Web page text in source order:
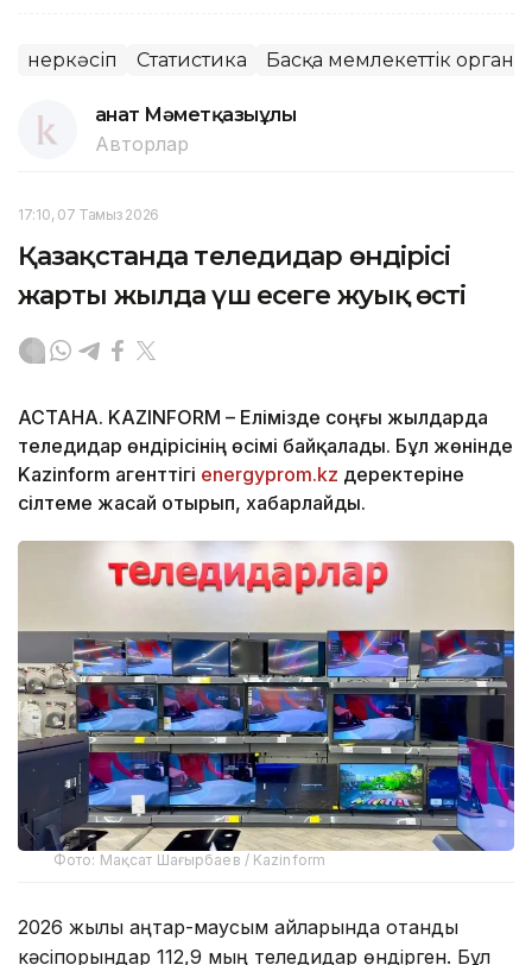
Өнеркәсіп Статистика Басқа мемлекеттік
Қанат Мәметқазыұлы
Авторлар
17:10, 07 Тамыз 2026
Қазақстанда теледидар өндірісі
жарты жылда үш есеге жуық өсті
АСТАНА. KAZINFORM – Елімізде соңғы жылдарда
теледидар өндірісінің өсімі байқалады. Бұл жөнінде
Kazinform агенттігі energyprom.kz деректеріне
сілтеме жасай отырып, хабарлайды.
Фото: Мақсат Шағырбаев / Kazinform
2026 жылы қаңтар-маусым айларында отандық
кәсіпорындар 112,9 мың теледидар өндірген. Бұл